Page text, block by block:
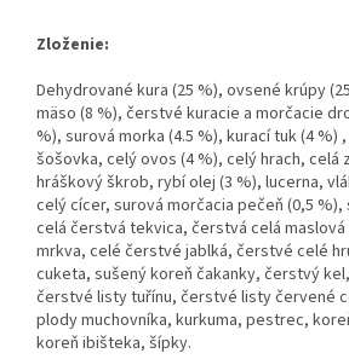
Zloženie:
Dehydrované kura (25 %), ovsené krúpy
mäso (8 %), čerstvé kuracie a morčacie
%), surová morka (4.5 %), kurací tuk (4 %)
šošovka, celý ovos (4 %), celý hrach, celá
hráškový škrob, rybí olej (3 %), lucerna,
celý cícer, surová morčacia pečeň (0,5 %),
celá čerstvá tekvica, čerstvá celá
mrkva, celé čerstvé jablká, čerstvé celé
cuketa, sušený koreň čakanky, čerstvý
čerstvé listy tuřínu, čerstvé listy červené
plody muchovníka, kurkuma, pestrec,
koreň ibišteka, šípky.